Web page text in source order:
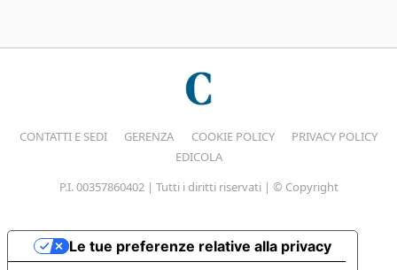
CONTATTI E SEDI GERENZA COOKIE POLICY
PRIVACY POLICY
EDICOLA
P.I. 00357860402 | Tutti i diritti riservati | © Copyright
Le tue preferenze relative alla privacy